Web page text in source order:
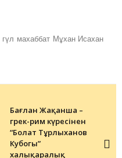
гүл махаббат Мұхан Исахан
Бағлан Жақанша –
грек-рим күресінен
“Болат Тұрлыxанов
Кубогы”
xалықаралық